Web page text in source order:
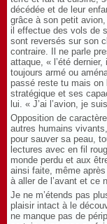
décédée et de leur
grâce à son petit
il effectue des vols de
sont reversés sur son
contraire. Il ne parle
attaque, « l’été
toujours armé ou
passé reste tu mais on
stratégique et ses
lui. « J’ai l’avion, je
Opposition de
autres humains
pour sauver sa peau,
lectures avec en fil
monde perdu et aux
ainsi faite, même
à aller de l’avant et ce
Je ne m’étends pas
plaisir intact à le
ne manque pas de